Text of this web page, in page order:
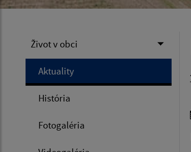
Život v obci
Aktuality
História
Fotogaléria